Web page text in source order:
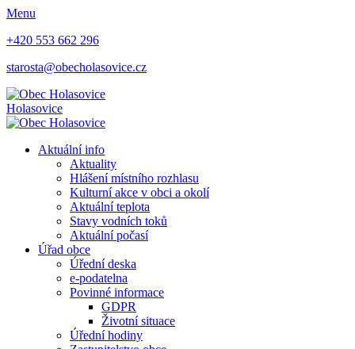
Menu
+420 553 662 296
starosta@obecholasovice.cz
Holasovice
Aktuální info
Aktuality
Hlášení místního rozhlasu
Kulturní akce v obci a okolí
Aktuální teplota
Stavy vodních toků
Aktuální počasí
Úřad obce
Úřední deska
e-podatelna
Povinné informace
GDPR
Životní situace
Úřední hodiny